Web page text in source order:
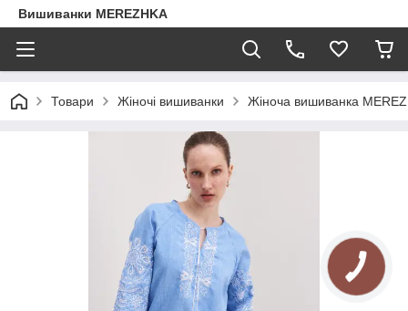
Вишиванки MEREZHKA
Товари Жіночі вишиванки Жіноча вишиванка
КНОПКА
ЗВ'ЯЗКУ